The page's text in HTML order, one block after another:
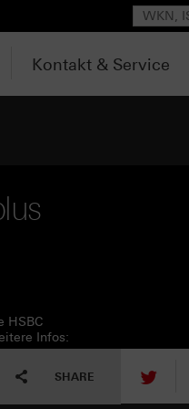
Suche
Kontakt & Service
HSBC
Infos:
SHARE tweet